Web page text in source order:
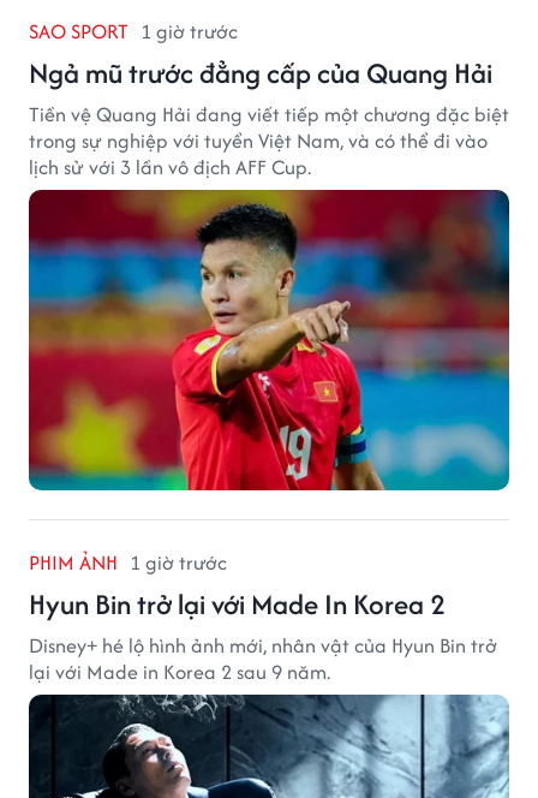
SAO SPORT 1 giờ trước
Ngả mũ trước đẳng cấp của Quang Hải
Tiền vệ Quang Hải đang viết tiếp một chương đặc biệt
trong sự nghiệp với tuyển Việt Nam, và có thể đi vào
lịch sử với 3 lần vô địch AFF Cup.
PHIM ẢNH 1 giờ trước
Hyun Bin trở lại với Made In Korea 2
Disney+ hé lộ hình ảnh mới, nhân vật của Hyun Bin trở
lại với Made in Korea 2 sau 9 năm.